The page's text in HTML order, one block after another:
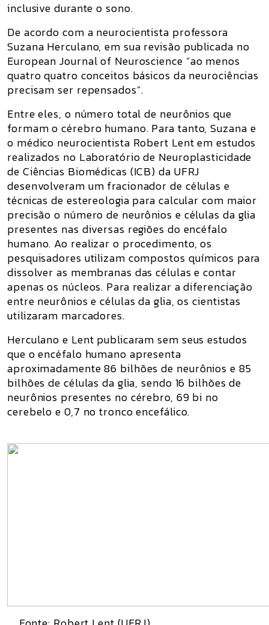
inclusive durante o sono.
De acordo com a neurocientista professora
Suzana Herculano, em sua revisão publicada no
European Journal of Neuroscience “ao menos
quatro quatro conceitos básicos da neurociências
precisam ser repensados”.
Entre eles, o número total de neurônios que
formam o cérebro humano. Para tanto, Suzana e
o médico neurocientista Robert Lent em estudos
realizados no Laboratório de Neuroplasticidade
de Ciências Biomédicas (ICB) da UFRJ
desenvolveram um fracionador de células e
técnicas de estereologia para calcular com maior
precisão o número de neurônios e células da glia
presentes nas diversas regiões do encéfalo
humano. Ao realizar o procedimento, os
pesquisadores utilizam compostos químicos para
dissolver as membranas das células e contar
apenas os núcleos. Para realizar a diferenciação
entre neurônios e células da glia, os cientistas
utilizaram marcadores.
Herculano e Lent publicaram sem seus estudos
que o encéfalo humano apresenta
aproximadamente 86 bilhões de neurônios e 85
bilhões de células da glia, sendo 16 bilhões de
neurônios presentes no cérebro, 69 bi no
cerebelo e 0,7 no tronco encefálico.